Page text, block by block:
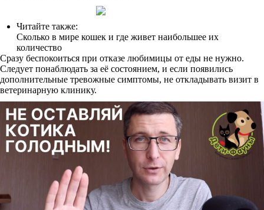
Читайте также:
Сколько в мире кошек и где живет наибольшее их
количество
Сразу беспокоиться при отказе любимицы от еды не нужно.
Следует понаблюдать за её состоянием, и если появились
дополнительные тревожные симптомы, не откладывать визит в
ветеринарную клинику.